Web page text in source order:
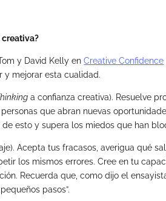
creativa?
y David Kelly enCreative Confidence
y mejorar esta cualidad.
a confianza creativa). Resuelve
que abran nuevas
esto y supera los miedos que han
Acepta tus fracasos, averigua qué
los mismos errores. Cree en tu
Recuerda que, como dijo el
pasos”.